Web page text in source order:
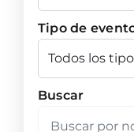
Tipo de
Buscar